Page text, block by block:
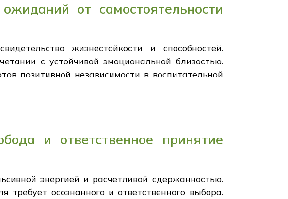
от самостоятельности
жизнестойкости и способностей.
с устойчивой эмоциональной близостью.
позитивной независимости в воспитательной
и ответственное принятие
энергией и расчетливой сдержанностью.
осознанного и ответственного выбора.